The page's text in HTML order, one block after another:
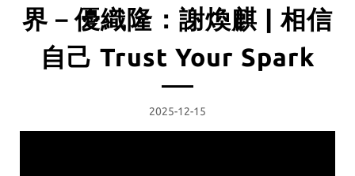
界－優織隆：謝煥麒 | 相信
自己 Trust Your Spark
2025-12-15